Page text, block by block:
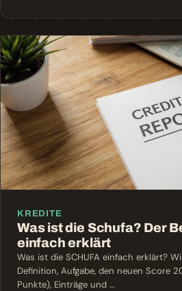
KREDITE
Was ist die Schufa? Der
einfach erklärt
Was ist die SCHUFA einfach erklärt?
Definition, Aufgabe, den neuen Score
Punkte), Einträge und …